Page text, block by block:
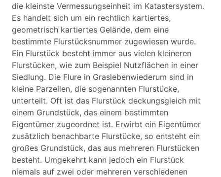
die kleinste Vermessungseinheit im Katastersystem.
Es handelt sich um ein rechtlich kartiertes,
geometrisch kartiertes Gelände, dem eine
bestimmte Flurstücksnummer zugewiesen wurde.
Ein Flurstück besteht immer aus vielen kleineren
Flurstücken, wie zum Beispiel Nutzflächen in einer
Siedlung. Die Flure in Graslebenwiederum sind in
kleine Parzellen, die sogenannten Flurstücke,
unterteilt. Oft ist das Flurstück deckungsgleich mit
einem Grundstück, das einem bestimmten
Eigentümer zugeordnet ist. Erwirbt ein Eigentümer
zusätzlich benachbarte Flurstücke, so entsteht ein
großes Grundstück, das aus mehreren Flurstücken
besteht. Umgekehrt kann jedoch ein Flurstück
niemals auf zwei oder mehreren verschiedenen